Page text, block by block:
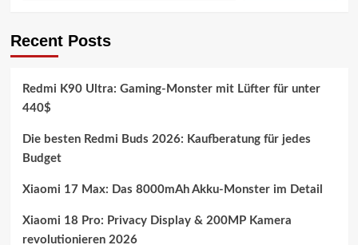
Recent Posts
Redmi K90 Ultra: Gaming-Monster mit Lüfter für unter
440$
Die besten Redmi Buds 2026: Kaufberatung für jedes
Budget
Xiaomi 17 Max: Das 8000mAh Akku-Monster im Detail
Xiaomi 18 Pro: Privacy Display & 200MP Kamera
revolutionieren 2026